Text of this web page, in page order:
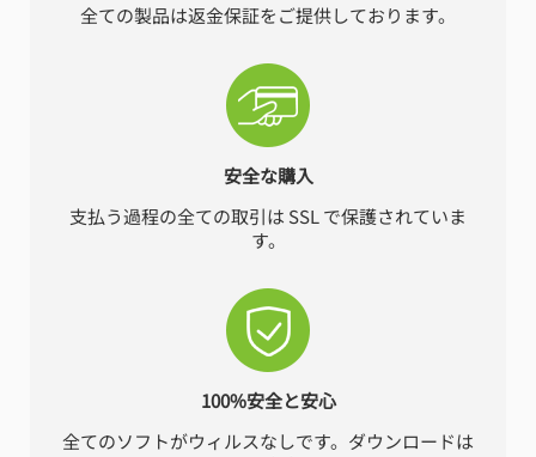
全ての製品は返金保証をご提供しております。
安全な購入
支払う過程の全ての取引は SSL で保護されていま
す。
100%安全と安心
全てのソフトがウィルスなしです。ダウンロードは